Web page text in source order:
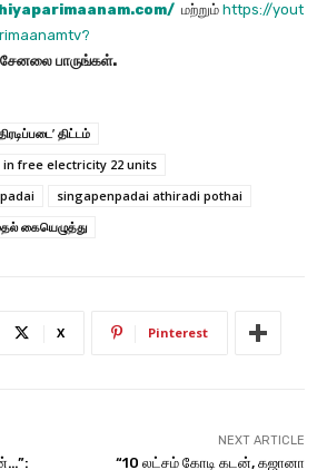
மற்றும் https://yout
சேனலை பாருங்கள்.
திட்டம்
free electricity 22 units
singapenpadai athiradi pothai
கையெழுத்து
X Pinterest
NEXT ARTICLE
“10 லட்சம் கோடி கடன், கஜானா